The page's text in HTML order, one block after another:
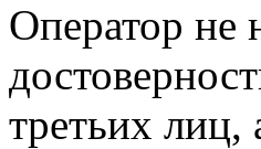
Оператор не
третьих лиц,